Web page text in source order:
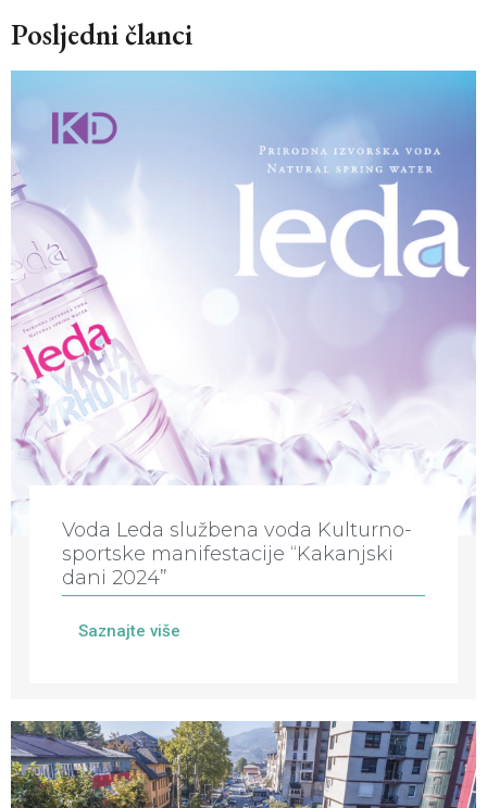
Posljedni članci
Voda Leda službena voda Kulturno-
sportske manifestacije “Kakanjski
dani 2024”
Saznajte više